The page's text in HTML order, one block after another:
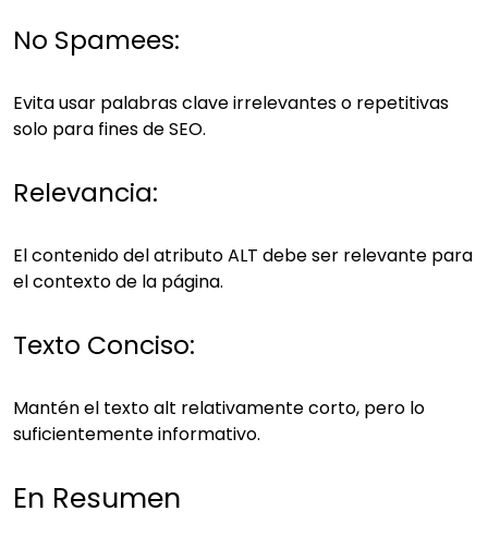
No Spamees:
Evita usar palabras clave irrelevantes o repetitivas
solo para fines de SEO.
Relevancia:
El contenido del atributo ALT debe ser relevante para
el contexto de la página.
Texto Conciso:
Mantén el texto alt relativamente corto, pero lo
suficientemente informativo.
En Resumen